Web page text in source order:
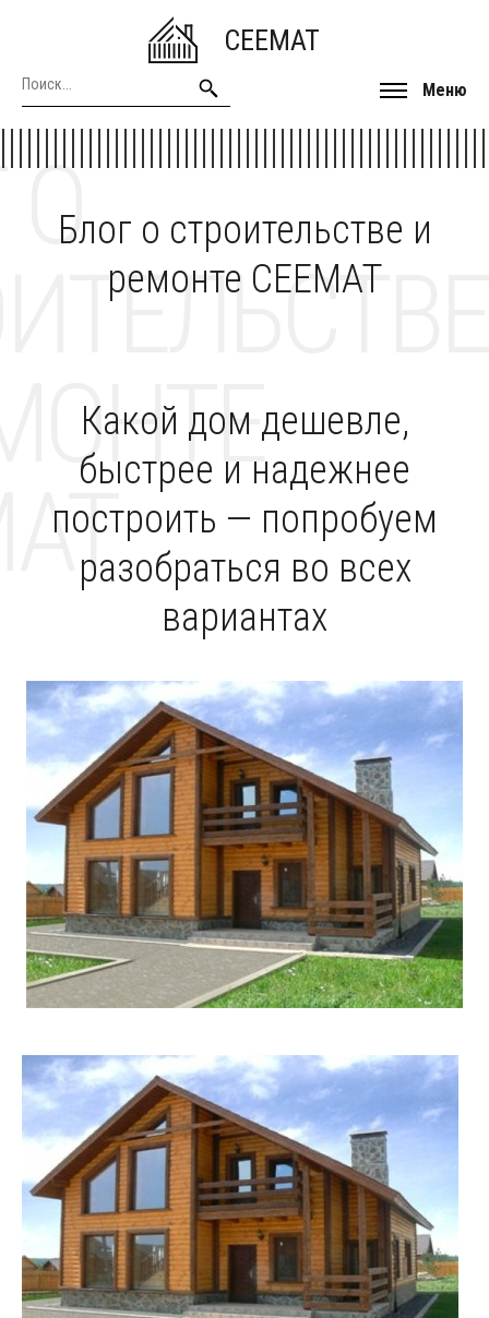
CEEMAT
Меню
Блог о строительстве и
ремонте CEEMAT
О
Какой дом дешевле,
быстрее и надежнее
построить — попробуем
разобраться во всех
вариантах